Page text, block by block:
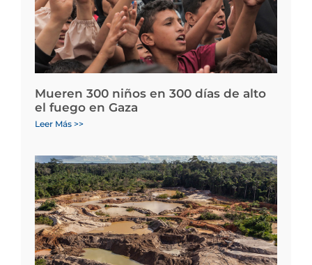
Mueren 300 niños en 300 días de alto
el fuego en Gaza
Leer Más >>